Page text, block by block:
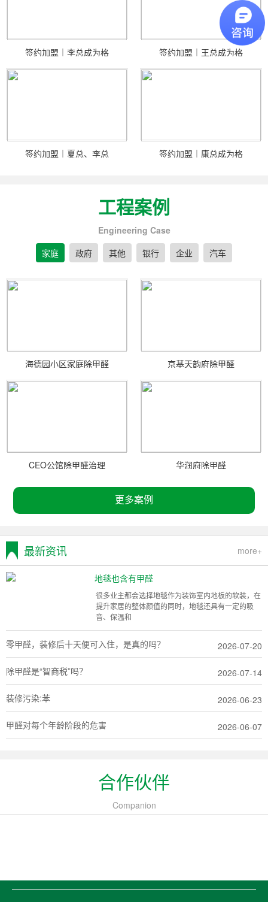
签约加盟｜李总成为格 签约加盟｜王总成为格
签约加盟｜夏总、李总 签约加盟｜康总成为格
工程案例
Engineering Case
家庭
政府 其他 银行 企业 汽车
海德园小区家庭除甲醛 京基天韵府除甲醛
CEO公馆除甲醛治理 华润府除甲醛
更多案例
最新资讯 more+
地毯也含有甲醛
很多业主都会选择地毯作为装饰室内地板的软装，在
提升家居的整体颜值的同时，地毯还具有一定的吸
音、保温和
零甲醛，装修后十天便可入住，是真的吗？ 2026-07-20
除甲醛是“智商税”吗？ 2026-07-14
装修污染:苯 2026-06-23
甲醛对每个年龄阶段的危害 2026-06-07
合作伙伴
Companion